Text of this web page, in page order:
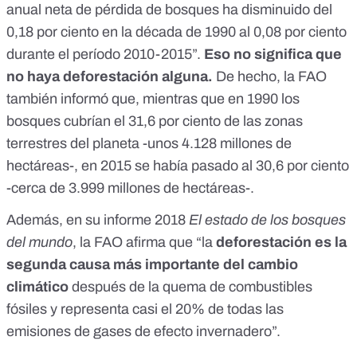
anual neta de pérdida de bosques ha disminuido del
0,18 por ciento en la década de 1990 al 0,08 por ciento
durante el período 2010-2015”. Eso no significa que
no haya deforestación alguna. De hecho, la FAO
también informó que, mientras que en 1990 los
bosques cubrían el 31,6 por ciento de las zonas
terrestres del planeta -unos 4.128 millones de
hectáreas-, en 2015 se había pasado al 30,6 por ciento
-cerca de 3.999 millones de hectáreas-.
Además, en su informe 2018 El estado de los bosques
del mundo, la FAO afirma que “la deforestación es la
segunda causa más importante del cambio
climático después de la quema de combustibles
fósiles y representa casi el 20% de todas las
emisiones de gases de efecto invernadero”.